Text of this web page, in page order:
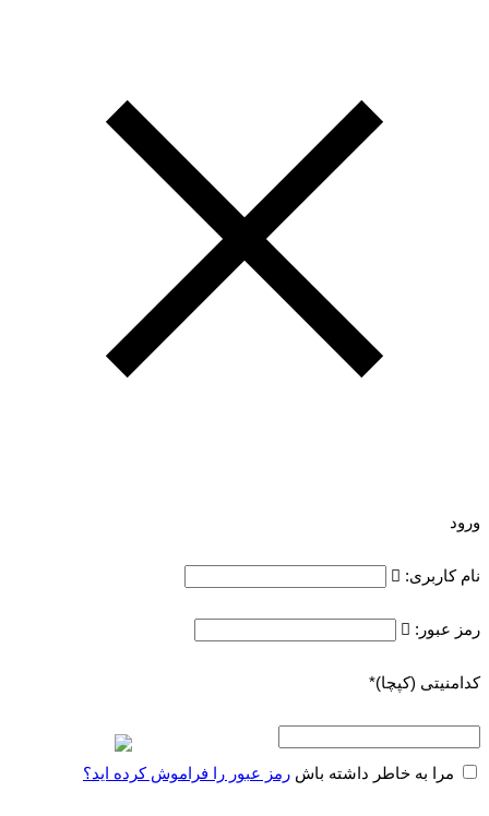
ورود
نام کاربری:
رمز عبور:
کدامنیتی (کپچا)*
مرا به خاطر داشته باش رمز عبور را فراموش کرده اید؟